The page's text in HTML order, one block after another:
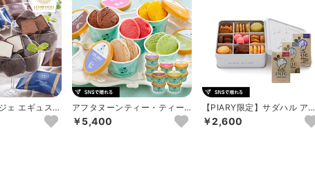
ェ エギュスキ
アイスボ...
アフタヌーンティー・ティー
ルーム ジェラートギフトC
1...
￥5,400
【PIARY限定】サダハル アオ
キ パリ コフレ アソー...
￥2,600